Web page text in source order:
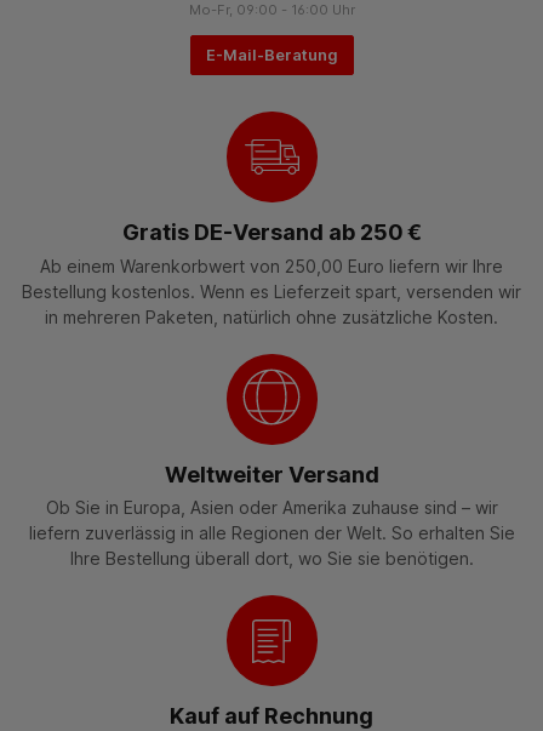
Mo-Fr, 09:00 - 16:00 Uhr
E-Mail-Beratung
Gratis DE-Versand ab 250 €
Ab einem Warenkorbwert von 250,00 Euro liefern wir Ihre
Bestellung kostenlos. Wenn es Lieferzeit spart, versenden wir
in mehreren Paketen, natürlich ohne zusätzliche Kosten.
Weltweiter Versand
Ob Sie in Europa, Asien oder Amerika zuhause sind – wir
liefern zuverlässig in alle Regionen der Welt. So erhalten Sie
Ihre Bestellung überall dort, wo Sie sie benötigen.
Kauf auf Rechnung